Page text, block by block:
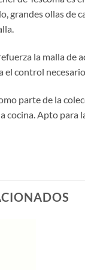
grandes ollas de
la malla de
control
parte de la
cocina. Apto para